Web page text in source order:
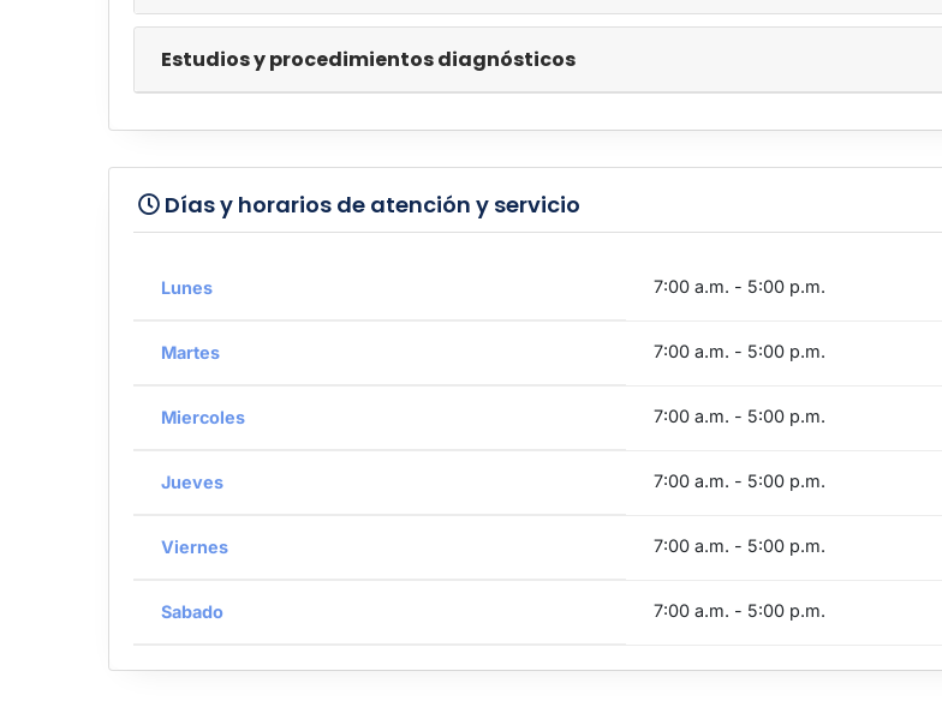
Registrarse
estudios y procedimientos diagnósticos
Días y horarios de atención y servicio
Lunes 7:00 a.m. - 5:00 p.m.
Martes 7:00 a.m. - 5:00 p.m.
Miercoles 7:00 a.m. - 5:00 p.m.
Jueves 7:00 a.m. - 5:00 p.m.
Viernes 7:00 a.m. - 5:00 p.m.
Sabado 7:00 a.m. - 5:00 p.m.